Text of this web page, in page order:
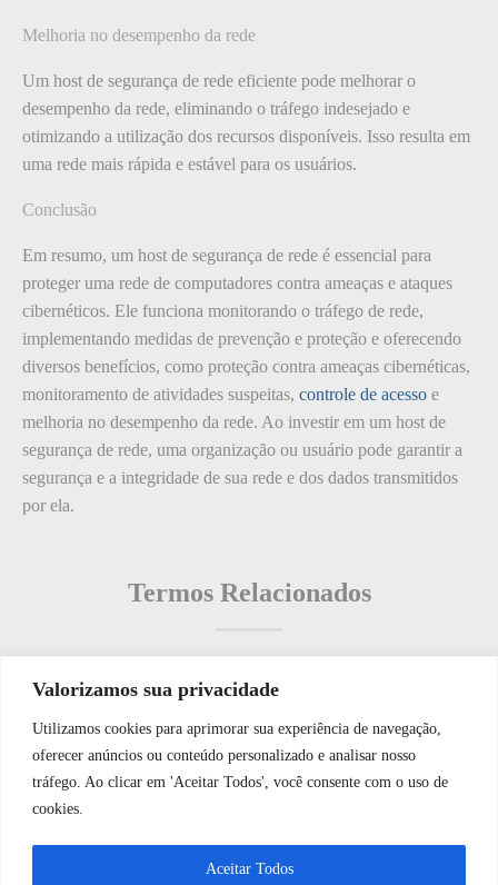
Valorizamos sua privacidade
Utilizamos cookies para aprimorar sua experiência de navegação,
oferecer anúncios ou conteúdo personalizado e analisar nosso
tráfego. Ao clicar em 'Aceitar Todos', você consente com o uso de
cookies.
Aceitar Todos
Melhoria no desempenho da rede
Um host de segurança de rede eficiente pode melhorar o
desempenho da rede, eliminando o tráfego indesejado e
otimizando a utilização dos recursos disponíveis. Isso resulta em
uma rede mais rápida e estável para os usuários.
Conclusão
Em resumo, um host de segurança de rede é essencial para
proteger uma rede de computadores contra ameaças e ataques
cibernéticos. Ele funciona monitorando o tráfego de rede,
implementando medidas de prevenção e proteção e oferecendo
diversos benefícios, como proteção contra ameaças cibernéticas,
monitoramento de atividades suspeitas, controle de acesso e
melhoria no desempenho da rede. Ao investir em um host de
segurança de rede, uma organização ou usuário pode garantir a
segurança e a integridade de sua rede e dos dados transmitidos
por ela.
Termos Relacionados
Termos populares
O que é: Quick Response Code (QR Code)
O que é: Análise de Riscos?
O que é: Única fonte de energia
WhatsApp JF Tech
Vamos conversar e descobrir como
podemos ajudá-lo hoje?